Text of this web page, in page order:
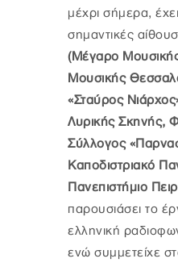
μέχρι σήμερα,
σημαντικές
(Μέγαρο
Μουσικής
«Σταύρος
Λυρικής Σκηνής,
Σύλλογος
Καποδιστριακό
Πανεπιστήμιο
παρουσιάσει το
ελληνική
ενώ συμμετείχε